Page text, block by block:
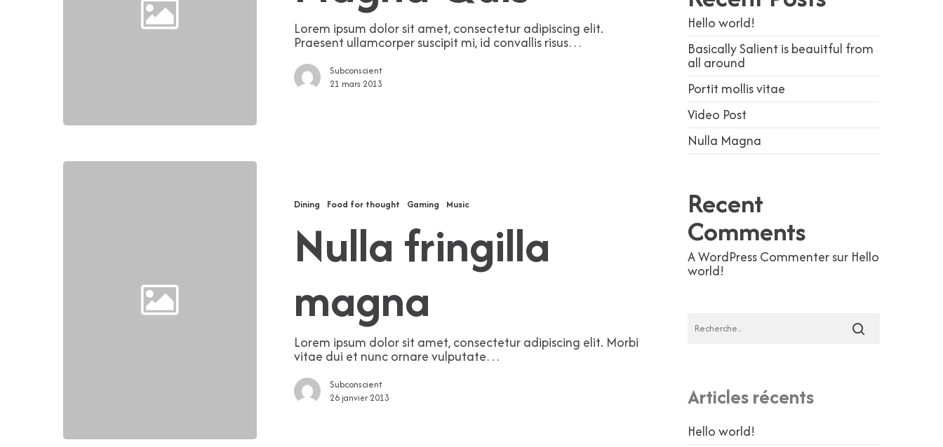
Lorem ipsum dolor sit amet, consectetur adipiscing elit.
Praesent ullamcorper suscipit mi, id convallis risus…
Subconscient
21 mars 2013
Dining Food for thought Gaming Music
Nulla fringilla
magna
Lorem ipsum dolor sit amet, consectetur adipiscing elit. Morbi
vitae dui et nunc ornare vulputate…
Subconscient
26 janvier 2013
Hello world!
Basically Salient is beauitful from
all around
Portit mollis vitae
Video Post
Nulla Magna
Recent
Comments
A WordPress Commentersur Hello
world!
Articles récents
Hello world!